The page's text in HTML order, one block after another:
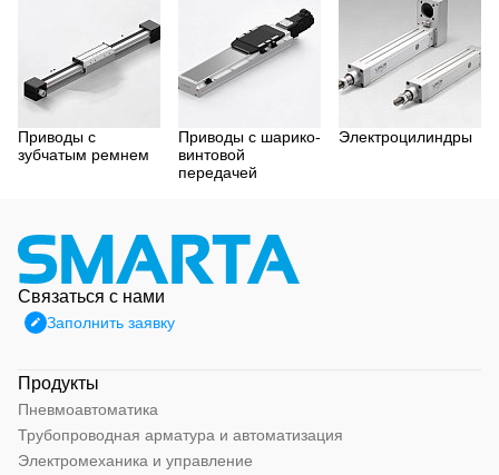
Приводы с
зубчатым ремнем
Приводы с шарико-
винтовой
передачей
Электроцилиндры
Связаться с нами
Заполнить заявку
Продукты
Пневмоавтоматика
Трубопроводная арматура и автоматизация
Электромеханика и управление